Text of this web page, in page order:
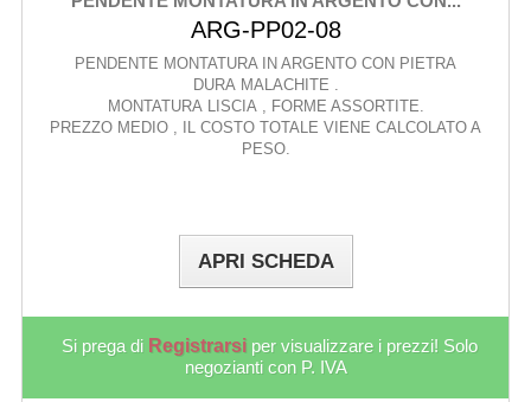
ARG-PP02-08
PENDENTE MONTATURA IN ARGENTO CON PIETRA
DURA MALACHITE .
MONTATURA LISCIA , FORME ASSORTITE.
PREZZO MEDIO , IL COSTO TOTALE VIENE CALCOLATO A
PESO.
APRI SCHEDA
Si prega di Registrarsi per visualizzare i prezzi! Solo
negozianti con P. IVA